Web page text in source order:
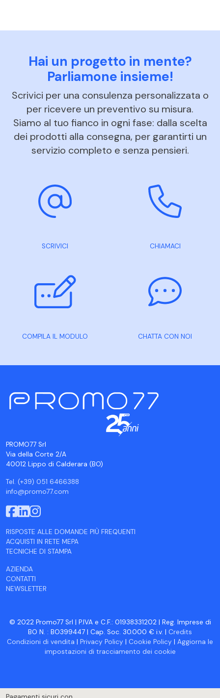
Hai un progetto in mente?
Parliamone insieme!
Scrivici per una consulenza personalizzata o
per ricevere un preventivo su misura.
Siamo al tuo fianco in ogni fase: dalla scelta
dei prodotti alla consegna, per garantirti un
servizio completo e senza pensieri.
SCRIVICI CHIAMACI
COMPILA IL MODULO CHATTA CON NOI
PROMO77 Srl
Via della Corte 2/A
40012 Lippo di Calderara (BO)
Tel. (+39) 051 6466388
info@promo77.com
RISPOSTE ALLE DOMANDE PIÙ FREQUENTI
ACQUISTI IN RETE MEPA
TECNICHE DI STAMPA
AZIENDA
CONTATTI
NEWSLETTER
© 2022 Promo77 Srl | P.IVA e C.F.: 01938331202 | Reg. Imprese di
BO N. : BO399447 | Cap. Soc. 30.000 € i.v. | Credits
Condizioni di vendita | Privacy Policy | Cookie Policy | Aggiorna le
impostazioni di tracciamento dei cookie